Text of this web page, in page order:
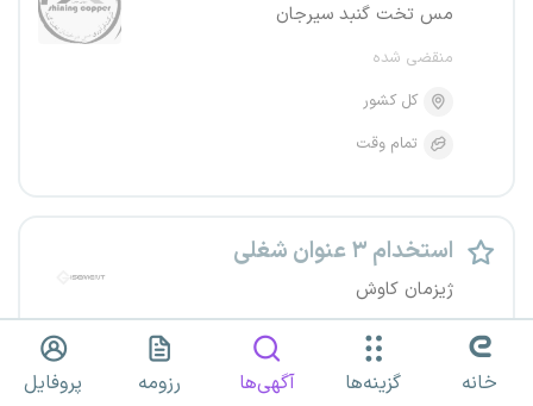
مس تخت گنبد سیرجان
منقضی شده
کل کشور
تمام وقت
استخدام ۳ عنوان شغلی
ژیزمان کاوش
منقضی شده
کل کشور
خانه گزینه‌ها آگهی‌ها رزومه پروفایل